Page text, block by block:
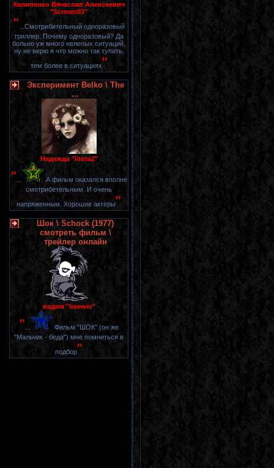
Халипенко Вячеслав Алексеевич
"Scream93"
" ...Смотрибительный одноразовый
триллер. Почему одноразовый? Да
больно уж много нелепых ситуаций,
ну не верю я что можно так тупить,
тем более в ситуациях"
Эксперимент Belko \ The
...
Надежда "litota2"
"
А фильм оказался вполне
смотрибетельным. И очень
напряженным. Хорошие актеры"
Шок \ Schock (1977)
смотреть фильм \
трейлер онлайн
вадим "beewer"
"
Фильм "ШОК" (он же
"Мальчик - беда") мне помниться в
подбор"